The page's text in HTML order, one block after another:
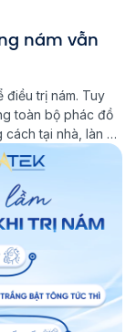
nám vẫn
điều trị nám. Tuy
toàn bộ phác đồ
tại nhà, làn da
vẫn […]